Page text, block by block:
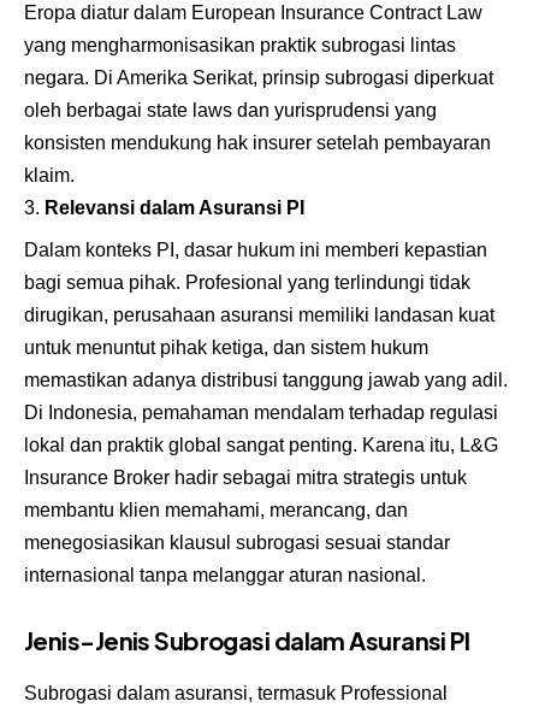
Eropa diatur dalam European Insurance Contract Law
yang mengharmonisasikan praktik subrogasi lintas
negara. Di Amerika Serikat, prinsip subrogasi diperkuat
oleh berbagai state laws dan yurisprudensi yang
konsisten mendukung hak insurer setelah pembayaran
klaim.
Relevansi dalam Asuransi PI
Dalam konteks PI, dasar hukum ini memberi kepastian
bagi semua pihak. Profesional yang terlindungi tidak
dirugikan, perusahaan asuransi memiliki landasan kuat
untuk menuntut pihak ketiga, dan sistem hukum
memastikan adanya distribusi tanggung jawab yang adil.
Di Indonesia, pemahaman mendalam terhadap regulasi
lokal dan praktik global sangat penting. Karena itu, L&G
Insurance Broker hadir sebagai mitra strategis untuk
membantu klien memahami, merancang, dan
menegosiasikan klausul subrogasi sesuai standar
internasional tanpa melanggar aturan nasional.
Jenis-Jenis Subrogasi dalam Asuransi PI
Subrogasi dalam asuransi, termasuk Professional